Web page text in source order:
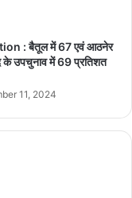
: बैतूल में 67 एवं आठनेर
के उपचुनाव में 69 प्रतिशत
11, 2024